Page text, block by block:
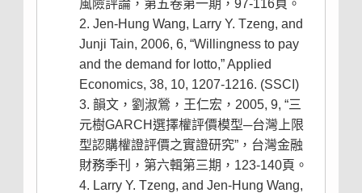
風險評論，第五卷第一期，97-116頁。
Jen-Hung Wang, Larry Y. Tzeng, and
Junji Tain, 2006, 6, “Willingness to pay
and the demand for lotto,” Applied
Economics, 38, 10, 1207-1216. (SSCI)
韻文，劉淑鶯，王仁宏，2005, 9, “三
元樹GARCH選擇權評價模型─台灣上限
型認購權證評價之實證研究”，台灣金融
財務季刊，第六輯第三期，123-140頁。
Larry Y. Tzeng, and Jen-Hung Wang,